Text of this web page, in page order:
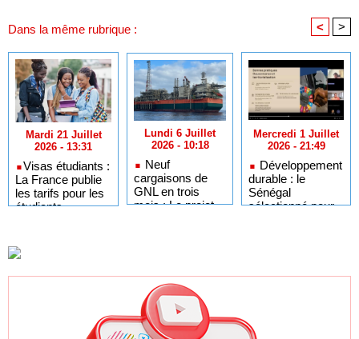
Dans la même rubrique : < >
Mardi 21 Juillet
2026 - 13:31
​Visas étudiants :
La France publie
les tarifs pour les
étudiants
africains
Lundi 6 Juillet
2026 - 10:18
Neuf
cargaisons de
GNL en trois
mois : Le projet
Mercredi 1 Juillet
2026 - 21:49
Développement
durable : le
Sénégal
sélectionné pour
ODD